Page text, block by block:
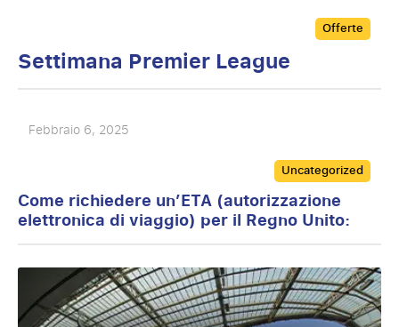
Categories
Offerte
Settimana Premier League
Febbraio 6, 2025
Categories
Uncategorized
Come richiedere un’ETA (autorizzazione
elettronica di viaggio) per il Regno Unito: